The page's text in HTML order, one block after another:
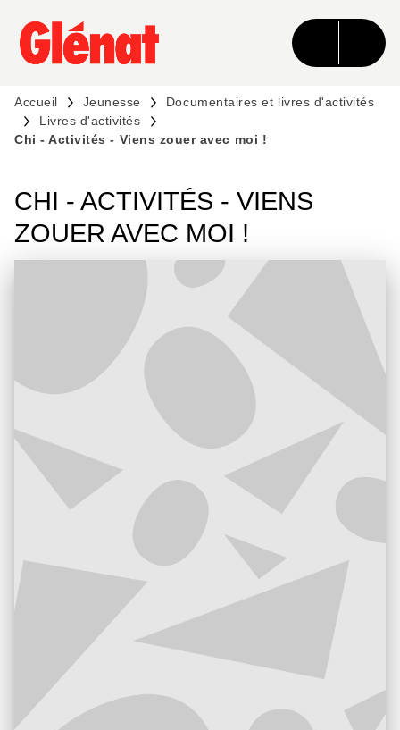
MENU RECHERCHE CONTENU
PIED DE PAGE
Accueil Jeunesse
Documentaires et livres d'activités
Livres d'activités
Chi - Activités - Viens zouer avec moi !
CHI - ACTIVITÉS - VIENS
ZOUER AVEC MOI !